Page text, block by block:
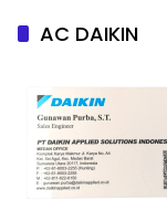
AC DAIKIN